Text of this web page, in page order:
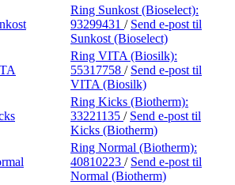
Ring Sunkost (Bioselect):
93299431 / Send e-post til
Sunkost (Bioselect)
Ring VITA (Biosilk):
55317758 / Send e-post til
VITA (Biosilk)
Ring Kicks (Biotherm):
33221135 / Send e-post til
Kicks (Biotherm)
Ring Normal (Biotherm):
40810223 / Send e-post til
Normal (Biotherm)